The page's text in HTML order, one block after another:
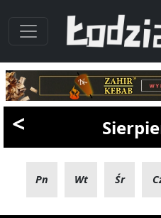
<
Pn Wt Śr